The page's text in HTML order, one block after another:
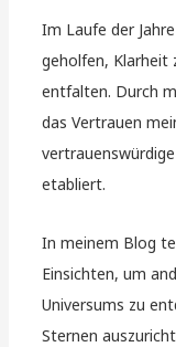
Im Laufe der
geholfen, Klarheit
entfalten. Durch
das Vertrauen
etabliert.
In meinem Blog
Einsichten, um
Universums zu
Sternen